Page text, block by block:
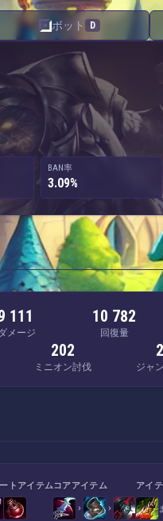
ボット D
BAN率
3.09%
111
メージ
10 782
回復量
202
ミニオン討伐 ジャ
トアイテムコアアイテム アイ